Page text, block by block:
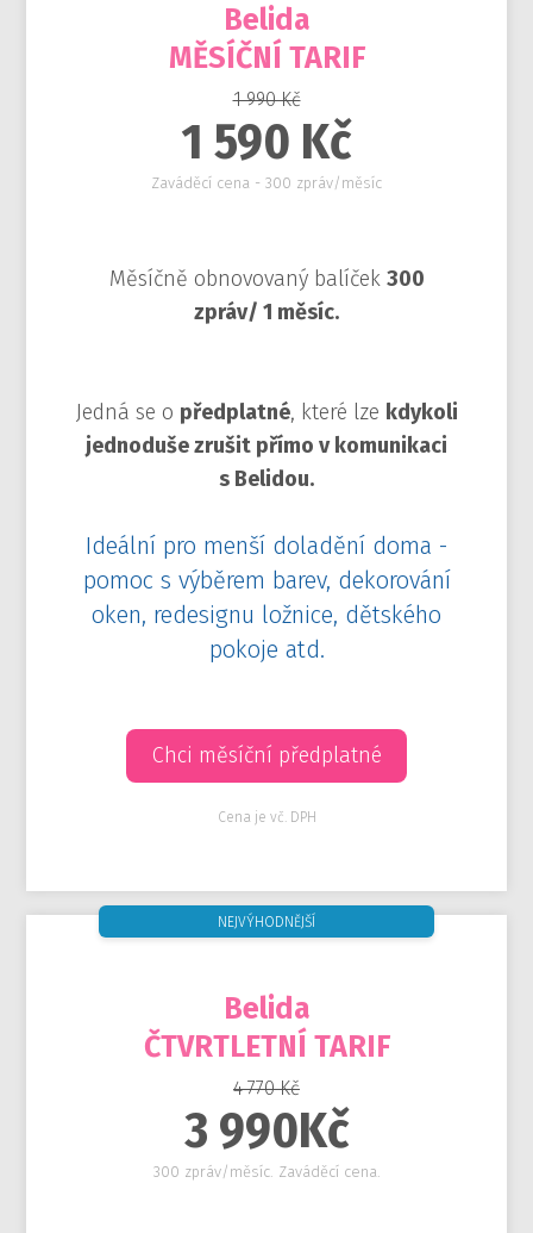
Belida
MĚSÍČNÍ TARIF
1 990 Kč
1 590 Kč
Zaváděcí cena - 300 zpráv/měsíc
Měsíčně obnovovaný balíček 300
zpráv/ 1 měsíc.
Jedná se o předplatné, které lze kdykoli
jednoduše zrušit přímo v komunikaci
s Belidou.
Ideální pro menší doladění doma -
pomoc s výběrem barev, dekorování
oken, redesignu ložnice, dětského
pokoje atd.
Chci měsíční předplatné
Cena je vč. DPH
Belida
ČTVRTLETNÍ TARIF
4 770 Kč
3 990Kč
300 zpráv/měsíc. Zaváděcí cena.
NEJVÝHODNĚJŠÍ